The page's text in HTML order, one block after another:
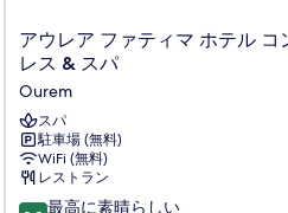
ア
ウ
ア
フ
ァ
テ
ィ
マ
アウレア ファティマ ホテル コ
レス & スパ
Ourem
スパ
駐車場 (無料)
WiFi (無料)
レストラン
10 最高に素晴らしい